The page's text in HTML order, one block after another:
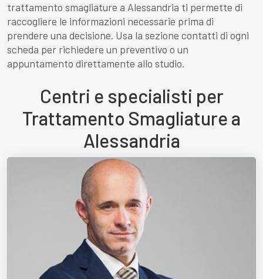
trattamento smagliature a Alessandria ti permette di
raccogliere le informazioni necessarie prima di
prendere una decisione. Usa la sezione contatti di ogni
scheda per richiedere un preventivo o un
appuntamento direttamente allo studio.
Centri e specialisti per
Trattamento Smagliature a
Alessandria